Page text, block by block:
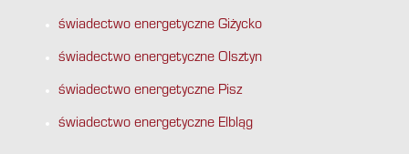
świadectwo energetyczne Giżycko
świadectwo energetyczne Olsztyn
świadectwo energetyczne Pisz
świadectwo energetyczne Elbląg